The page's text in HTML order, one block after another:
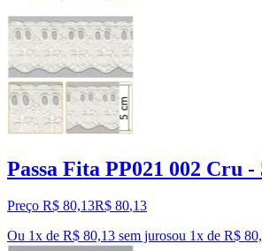
Passa Fita PP021 002 Cru -
Preço R$ 80,13R$ 80,13
Ou 1x de R$ 80,13 sem jurosou 1x de R$